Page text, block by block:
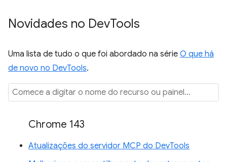
Novidades no DevTools
Uma lista de tudo o que foi abordado na série O que há
de novo no DevTools.
Chrome 143
Atualizações do servidor MCP do DevTools